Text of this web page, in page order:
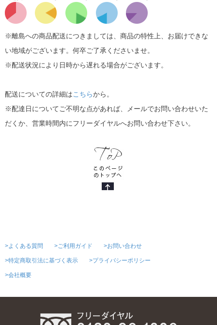
※離島への商品配送につきましては、商品の特性上、お届けできな
い地域がございます。何卒ご了承くださいませ。
※配送状況により日時から遅れる場合がございます。
配送についての詳細はこちらから。
※配達日についてご不明な点があれば、メールでお問い合わせいた
だくか、営業時間内にフリーダイヤルへお問い合わせ下さい。
>よくある質問 >ご利用ガイド >お問い合わせ
>特定商取引法に基づく表示 >プライバシーポリシー
>会社概要